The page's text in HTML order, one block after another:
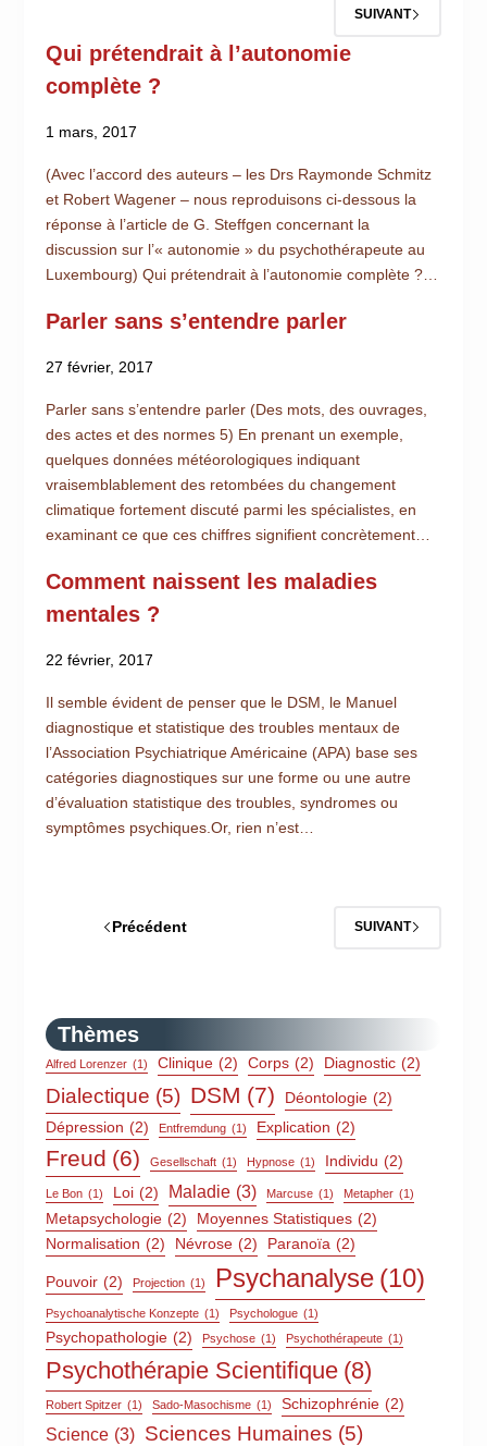
SUIVANT
Qui prétendrait à l’autonomie
complète ?
1 mars, 2017
(Avec l’accord des auteurs – les Drs Raymonde Schmitz
et Robert Wagener – nous reproduisons ci-dessous la
réponse à l’article de G. Steffgen concernant la
discussion sur l’« autonomie » du psychothérapeute au
Luxembourg) Qui prétendrait à l’autonomie complète ?…
Parler sans s’entendre parler
27 février, 2017
Parler sans s’entendre parler (Des mots, des ouvrages,
des actes et des normes 5) En prenant un exemple,
quelques données météorologiques indiquant
vraisemblablement des retombées du changement
climatique fortement discuté parmi les spécialistes, en
examinant ce que ces chiffres signifient concrètement…
Comment naissent les maladies
mentales ?
22 février, 2017
Il semble évident de penser que le DSM, le Manuel
diagnostique et statistique des troubles mentaux de
l’Association Psychiatrique Américaine (APA) base ses
catégories diagnostiques sur une forme ou une autre
d’évaluation statistique des troubles, syndromes ou
symptômes psychiques.Or, rien n’est…
Précédent SUIVANT
Thèmes
Alfred Lorenzer (1) Clinique (2) Corps (2) Diagnostic (2)
Dialectique (5) DSM (7) Déontologie (2)
Dépression (2) Entfremdung (1) Explication (2)
Freud (6) Gesellschaft (1) Hypnose (1) Individu (2)
Le Bon (1) Loi (2) Maladie (3) Marcuse (1) Metapher (1)
Metapsychologie (2) Moyennes Statistiques (2)
Normalisation (2) Névrose (2) Paranoïa (2)
Pouvoir (2) Projection (1) Psychanalyse (10)
Psychoanalytische Konzepte (1) Psychologue (1)
Psychopathologie (2) Psychose (1) Psychothérapeute (1)
Psychothérapie Scientifique (8)
Robert Spitzer (1) Sado-Masochisme (1) Schizophrénie (2)
Science (3) Sciences Humaines (5)